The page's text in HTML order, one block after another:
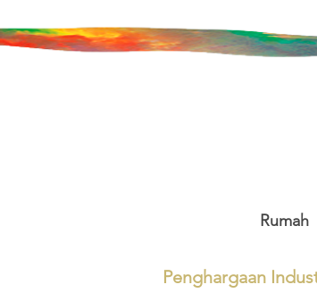
Rumah
Penghargaan